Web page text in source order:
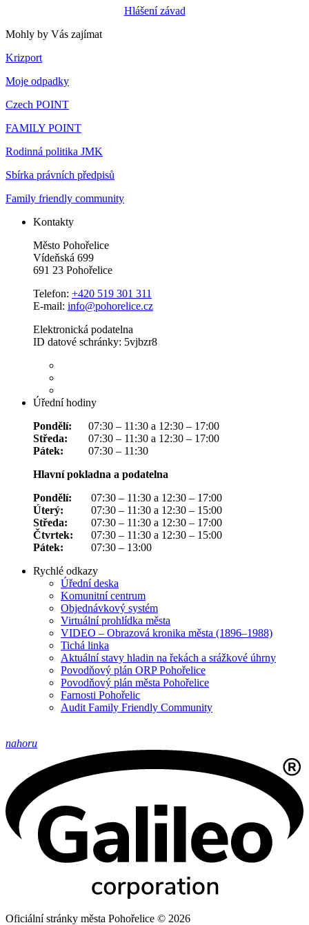
Hlášení závad
Mohly by Vás zajímat
Krizport
Moje odpadky
Czech POINT
FAMILY POINT
Rodinná politika JMK
Sbírka právních předpisů
Family friendly community
Kontakty
Město Pohořelice
Vídeňská 699
691 23 Pohořelice
Telefon: +420 519 301 311
E-mail: info@pohorelice.cz
Elektronická podatelna
ID datové schránky: 5vjbzr8
Úřední hodiny
Pondělí:
07:30 – 11:30 a 12:30 – 17:00
Středa:
07:30 – 11:30 a 12:30 – 17:00
Pátek:
07:30 – 11:30
Hlavní pokladna a podatelna
Pondělí:
07:30 – 11:30 a 12:30 – 17:00
Úterý:
07:30 – 11:30 a 12:30 – 15:00
Středa:
07:30 – 11:30 a 12:30 – 17:00
Čtvrtek:
07:30 – 11:30 a 12:30 – 15:00
Pátek:
07:30 – 13:00
Rychlé odkazy
Úřední deska
Komunitní centrum
Objednávkový systém
Virtuální prohlídka města
VIDEO – Obrazová kronika města (1896–1988)
Tichá linka
Aktuální stavy hladin na řekách a srážkové úhrny
Povodňový plán ORP Pohořelice
Povodňový plán města Pohořelice
Farnosti Pohořelic
Audit Family Friendly Community
nahoru
Oficiální stránky města Pohořelice © 2026